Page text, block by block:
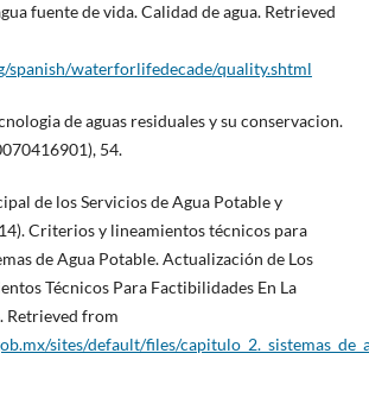
fuente de vida. Calidad de agua. Retrieved
spanish/waterforlifedecade/quality.shtml
de aguas residuales y su conservacion.
54.
de los Servicios de Agua Potable y
Criterios y lineamientos técnicos para
de Agua Potable. Actualización de Los
Técnicos Para Factibilidades En La
Retrieved from
sites/default/files/